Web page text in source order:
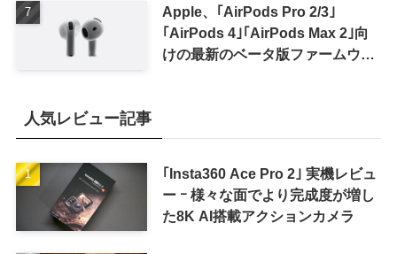
Apple、｢AirPods Pro 2/3｣
｢AirPods 4｣｢AirPods Max 2｣向
けの最新のベータ版ファームウェ
人気レビュー記事
｢Insta360 Ace Pro 2｣ 実機レビュ
ー ｰ 様々な面でより完成度が増し
た8K AI搭載アクションカメラ